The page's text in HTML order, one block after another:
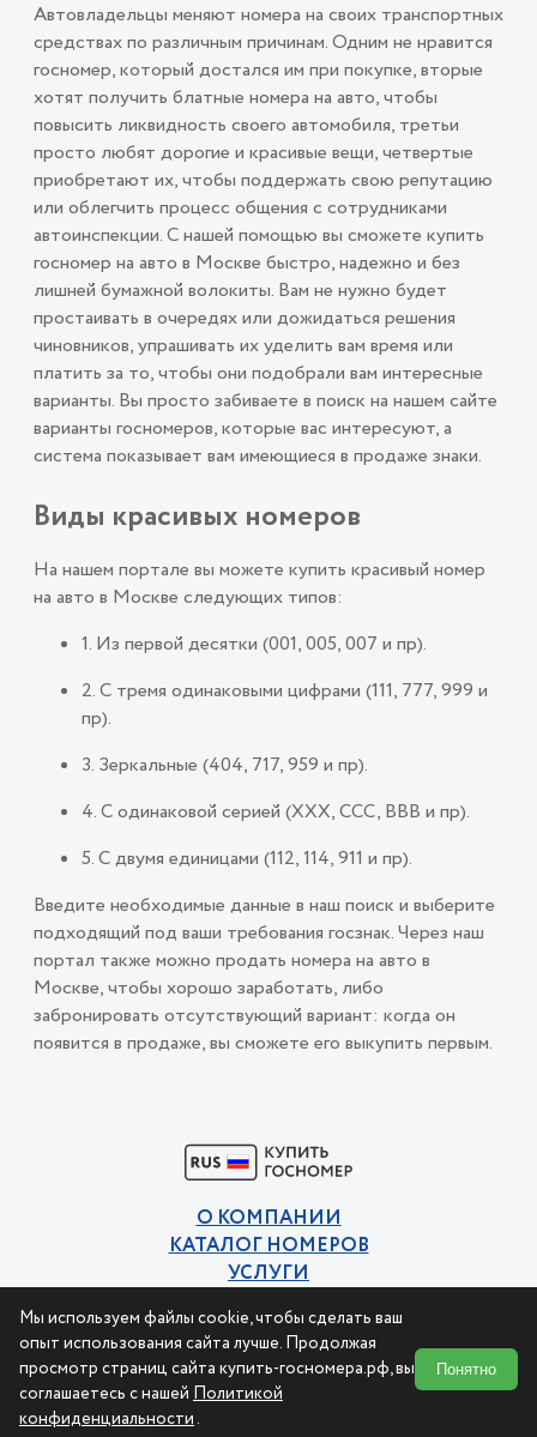
Автовладельцы меняют номера на своих транспортных
средствах по различным причинам. Одним не нравится
госномер, который достался им при покупке, вторые
хотят получить блатные номера на авто, чтобы
повысить ликвидность своего автомобиля, третьи
просто любят дорогие и красивые вещи, четвертые
приобретают их, чтобы поддержать свою репутацию
или облегчить процесс общения с сотрудниками
автоинспекции. С нашей помощью вы сможете купить
госномер на авто в Москве быстро, надежно и без
лишней бумажной волокиты. Вам не нужно будет
простаивать в очередях или дожидаться решения
чиновников, упрашивать их уделить вам время или
платить за то, чтобы они подобрали вам интересные
варианты. Вы просто забиваете в поиск на нашем сайте
варианты госномеров, которые вас интересуют, а
система показывает вам имеющиеся в продаже знаки.
Виды красивых номеров
На нашем портале вы можете купить красивый номер
на авто в Москве следующих типов:
1. Из первой десятки (001, 005, 007 и пр).
2. С тремя одинаковыми цифрами (111, 777, 999 и
пр).
3. Зеркальные (404, 717, 959 и пр).
4. С одинаковой серией (ХХХ, ССС, ВВВ и пр).
5. С двумя единицами (112, 114, 911 и пр).
Введите необходимые данные в наш поиск и выберите
подходящий под ваши требования госзнак. Через наш
портал также можно продать номера на авто в
Москве, чтобы хорошо заработать, либо
забронировать отсутствующий вариант: когда он
появится в продаже, вы сможете его выкупить первым.
Мы используем файлы cookie, чтобы сделать ваш
опыт использования сайта лучше. Продолжая
просмотр страниц сайта купить-госномера.рф, вы
соглашаетесь с нашей Политикой
конфиденциальности.
Понятно
О КОМПАНИИ
КАТАЛОГ НОМЕРОВ
УСЛУГИ
Политика конфиденциальности
Пользовательское соглашение
© 2015-2026 Купи номер